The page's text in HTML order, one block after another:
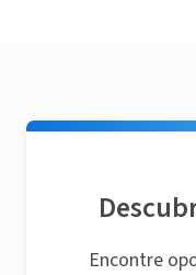
Encontre